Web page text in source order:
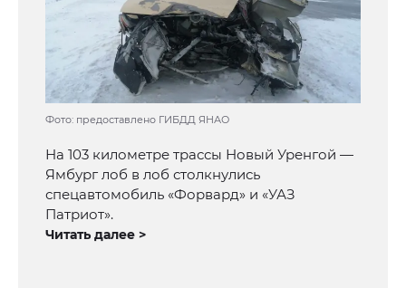
Фото: предоставлено ГИБДД ЯНАО
На 103 километре трассы Новый Уренгой —
Ямбург лоб в лоб столкнулись
спецавтомобиль «Форвард» и «УАЗ
Патриот».
Читать далее >